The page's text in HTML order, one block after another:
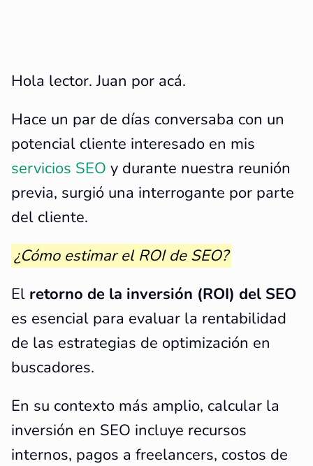
Hola lector. Juan por acá.
Hace un par de días conversaba con un
potencial cliente interesado en mis
servicios SEO y durante nuestra reunión
previa, surgió una interrogante por parte
del cliente.
¿Cómo estimar el ROI de SEO?
El retorno de la inversión (ROI) del SEO
es esencial para evaluar la rentabilidad
de las estrategias de optimización en
buscadores.
En su contexto más amplio, calcular la
inversión en SEO incluye recursos
internos, pagos a freelancers, costos de